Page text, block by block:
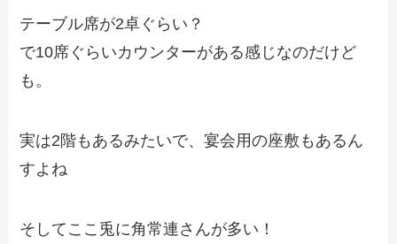
テーブル席が2卓ぐらい？
で10席ぐらいカウンターがある感じなのだけど
も。
実は2階もあるみたいで、宴会用の座敷もあるん
すよね
そしてここ兎に角常連さんが多い！